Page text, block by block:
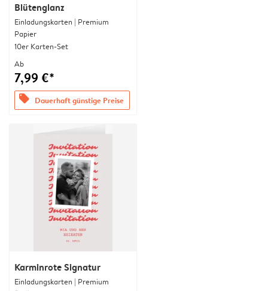
Blütenglanz
Einladungskarten | Premium
Papier
10er Karten-Set
Ab
7,99 €*
offers Dauerhaft günstige Preise
Karminrote Signatur
Einladungskarten | Premium